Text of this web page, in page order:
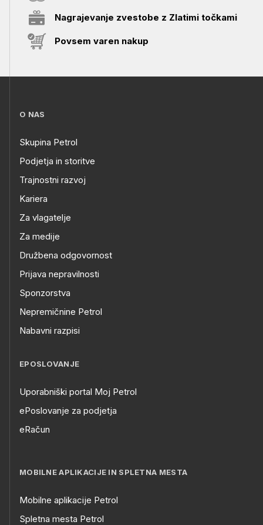
Nagrajevanje zvestobe z Zlatimi točkami
Povsem varen nakup
O NAS
Skupina Petrol
Podjetja in storitve
Trajnostni razvoj
Kariera
Za vlagatelje
Za medije
Družbena odgovornost
Prijava nepravilnosti
Sponzorstva
Nepremičnine Petrol
Nabavni razpisi
EPOSLOVANJE
Uporabniški portal Moj Petrol
ePoslovanje za podjetja
eRačun
MOBILNE APLIKACIJE IN SPLETNA MESTA
Mobilne aplikacije Petrol
Spletna mesta Petrol